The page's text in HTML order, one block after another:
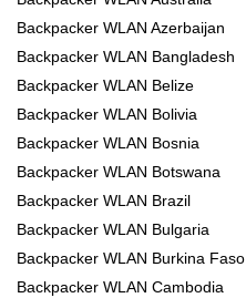
Backpacker WLAN Azerbaijan
Backpacker WLAN Bangladesh
Backpacker WLAN Belize
Backpacker WLAN Bolivia
Backpacker WLAN Bosnia
Backpacker WLAN Botswana
Backpacker WLAN Brazil
Backpacker WLAN Bulgaria
Backpacker WLAN Burkina Faso
Backpacker WLAN Cambodia